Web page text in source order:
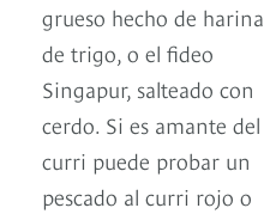
grueso hecho de harina
de trigo, o el fideo
Singapur, salteado con
cerdo. Si es amante del
curri puede probar un
pescado al curri rojo o